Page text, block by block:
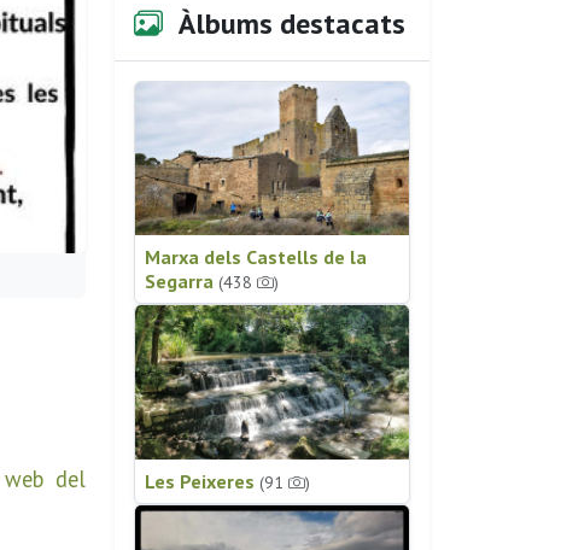
web del
Àlbums destacats
Marxa dels Castells de la
Segarra (438 )
Les Peixeres (91 )